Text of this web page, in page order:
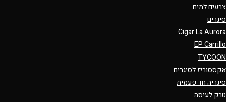
צבעים למים
סיגרים
Cigar La Aurora
EP Carrillo
TYCOON
אקססוריז לסיגרים
סיגריה חד פעמית
טבק לעיסה